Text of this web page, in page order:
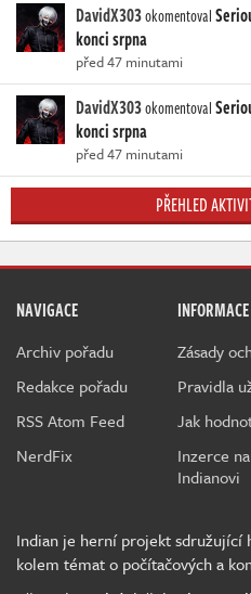
DavidX303okomentoval
konci srpna
před 47 minutami
DavidX303okomentoval
konci srpna
před 47 minutami
PŘEHLED
NAVIGACE
Archiv pořadu
Redakce pořadu
RSS Atom Feed
NerdFix
INFORMACE
Zásady
Pravidla
Jak
Inzerce na
Indianovi
Indian je herní projekt sdružující
kolem témat o počítačových a